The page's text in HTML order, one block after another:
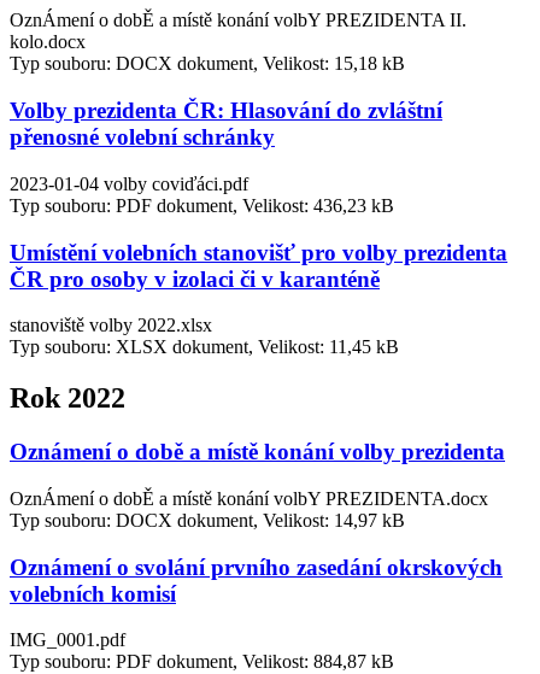
OznÁmení o dobĚ a místě konání volbY PREZIDENTA II.
kolo.docx
Typ souboru: DOCX dokument, Velikost: 15,18 kB
Volby prezidenta ČR: Hlasování do zvláštní
přenosné volební schránky
2023-01-04 volby coviďáci.pdf
Typ souboru: PDF dokument, Velikost: 436,23 kB
Umístění volebních stanovišť pro volby prezidenta
ČR pro osoby v izolaci či v karanténě
stanoviště volby 2022.xlsx
Typ souboru: XLSX dokument, Velikost: 11,45 kB
Rok 2022
Oznámení o době a místě konání volby prezidenta
OznÁmení o dobĚ a místě konání volbY PREZIDENTA.docx
Typ souboru: DOCX dokument, Velikost: 14,97 kB
Oznámení o svolání prvního zasedání okrskových
volebních komisí
IMG_0001.pdf
Typ souboru: PDF dokument, Velikost: 884,87 kB